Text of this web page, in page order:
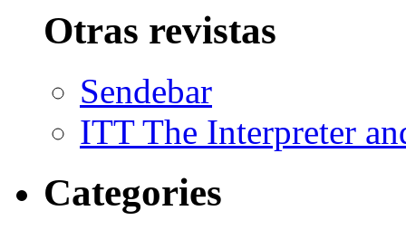
Otras revistas
Sendebar
ITT The Interpreter
Categories